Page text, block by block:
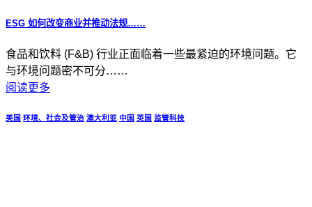
ESG 如何改变商业并推动法规……
食品和饮料 (F&B) 行业正面临着一些最紧迫的环境问题。它
与环境问题密不可分……
阅读更多
美国 环境、社会及管治 澳大利亚 中国 英国 监管科技